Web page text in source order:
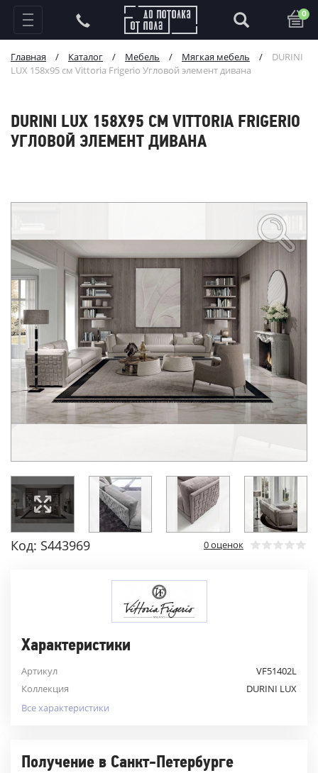
0
Главная / Каталог / Мебель / Мягкая мебель /
DURINI
LUX 158х95 см Vittoria Frigerio Угловой элемент дивана
DURINI LUX 158Х95 СМ VITTORIA FRIGERIO
УГЛОВОЙ ЭЛЕМЕНТ ДИВАНА
Код: S443969 0 оценок
Характеристики
Артикул
VF51402L
Коллекция
DURINI LUX
Все характеристики
Получение в Санкт-Петербурге